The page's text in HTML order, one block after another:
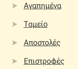
Αγαπημένα
Ταμείο
Αποστολές
Επιστροφές